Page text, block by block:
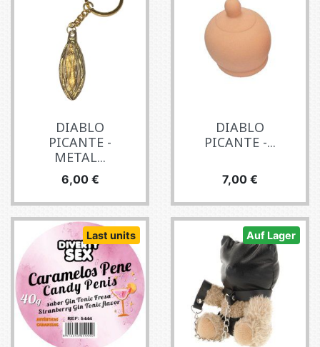
DIABLO
PICANTE -
METAL...
Preis
6,00 €
DIABLO
PICANTE -...
Preis
7,00 €
Last units Auf Lager